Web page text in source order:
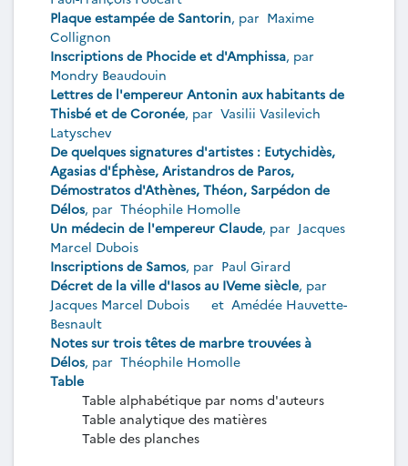
Plaque estampée de Santorin, par Maxime
Collignon
Inscriptions de Phocide et d'Amphissa, par
Mondry Beaudouin
Lettres de l'empereur Antonin aux habitants de
Thisbé et de Coronée, par Vasilii Vasilevich
Latyschev
De quelques signatures d'artistes : Eutychidès,
Agasias d'Éphèse, Aristandros de Paros,
Démostratos d'Athènes, Théon, Sarpédon de
Délos, par Théophile Homolle
Un médecin de l'empereur Claude, par Jacques
Marcel Dubois
Inscriptions de Samos, par Paul Girard
Décret de la ville d'Iasos au IVeme siècle, par
Jacques Marcel Dubois
et Amédée Hauvette-
Besnault
Notes sur trois têtes de marbre trouvées à
Délos, par Théophile Homolle
Table
Table alphabétique par noms d'auteurs
Table analytique des matières
Table des planches